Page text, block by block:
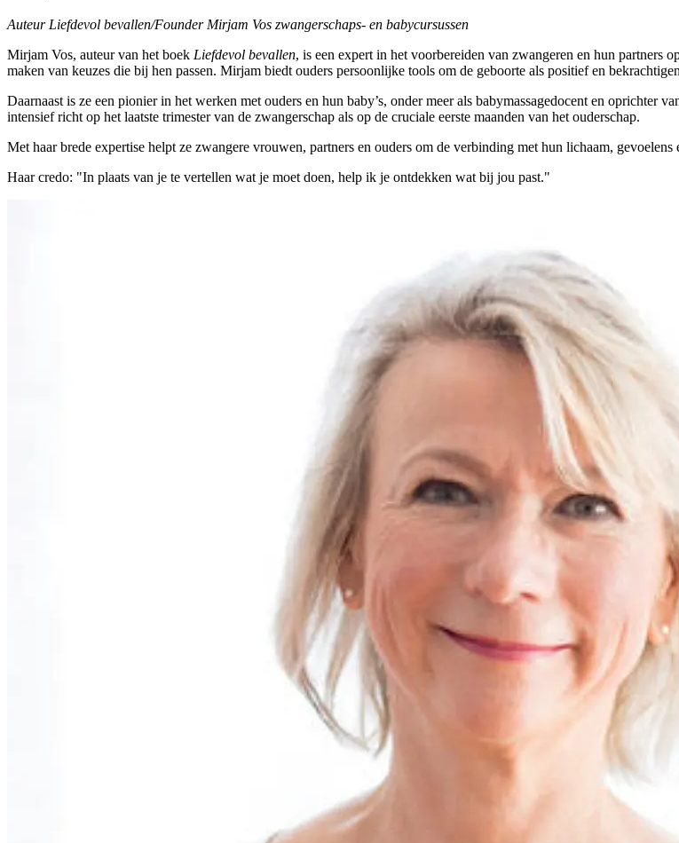
Auteur Liefdevol bevallen/Founder Mirjam Vos zwangerschaps- en babycursussen
Mirjam Vos, auteur van het boek Liefdevol bevallen, is een expert in het voorbereiden van zwangeren en hun partners
maken van keuzes die bij hen passen. Mirjam biedt ouders persoonlijke tools om de geboorte als positief en
Daarnaast is ze een pionier in het werken met ouders en hun baby’s, onder meer als babymassagedocent en oprichter
intensief richt op het laatste trimester van de zwangerschap als op de cruciale eerste maanden van het ouderschap.
Met haar brede expertise helpt ze zwangere vrouwen, partners en ouders om de verbinding met hun lichaam, gevoelens
Haar credo: "In plaats van je te vertellen wat je moet doen, help ik je ontdekken wat bij jou past."